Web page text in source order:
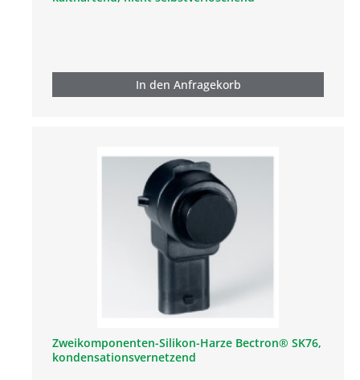
In den Anfragekorb
Zweikomponenten-Silikon-Harze Bectron® SK76,
kondensationsvernetzend